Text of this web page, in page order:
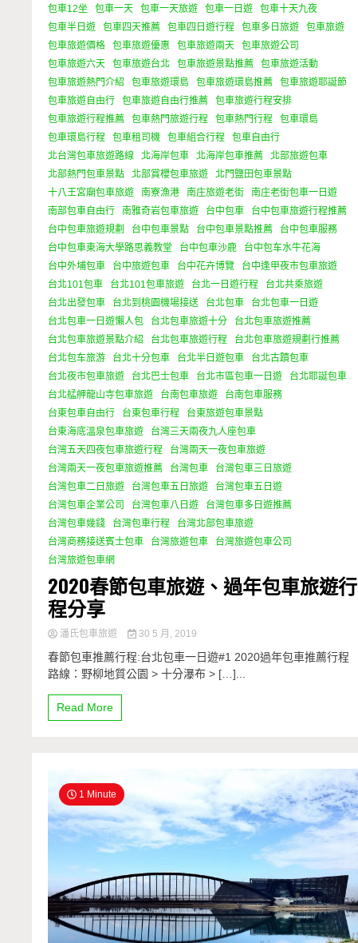
包車12坐
包車一天 包車一天旅遊 包車一日遊
包車十天九夜
包車半日遊
包車四天推薦 包車四日遊行程 包車多日旅遊
包車旅遊
包車旅遊價格
包車旅遊優惠 包車旅遊兩天
包車旅遊公司
包車旅遊六天
包車旅遊台北 包車旅遊景點推薦
包車旅遊活動
包車旅遊熱門介紹
包車旅遊環島 包車旅遊環島推薦
包車旅遊耶誕節
包車旅遊自由行
包車旅遊自由行推薦
包車旅遊行程安排
包車旅遊行程推薦
包車熱門旅遊行程 包車熱門行程
包車環島
包車環島行程
包車租司機 包車組合行程
包車自由行
北台灣包車旅遊路線
北海岸包車 北海岸包車推薦
北部旅遊包車
北部熱門包車景點
北部賞櫻包車旅遊
北門鹽田包車景點
十八王宮廟包車旅遊
南寮漁港 南庄旅遊老街
南庄老街包車一日遊
南部包車自由行
南雅奇岩包車旅遊 台中包車
台中包車旅遊行程推薦
台中包車旅遊規劃
台中包車景點 台中包車景點推薦
台中包車服務
台中包車東海大學路思義教堂
台中包車沙鹿
台中包车水牛花海
台中外埔包車
台中旅遊包車 台中花卉博覽
台中逢甲夜市包車旅遊
台北101包車
台北101包車旅遊 台北一日遊行程
台北共乘旅遊
台北出發包車
台北到桃園機場接送 台北包車
台北包車一日遊
台北包車一日遊懶人包
台北包車旅遊十分
台北包車旅遊推薦
台北包車旅遊景點介紹
台北包車旅遊行程
台北包車旅遊規劃行推薦
台北包车旅游
台北十分包車 台北半日遊包車
台北古蹟包車
台北夜市包車旅遊
台北巴士包車 台北市區包車一日遊
台北耶誕包車
台北艋舺龍山寺包車旅遊
台南包車旅遊
台南包車服務
台東包車自由行
台東包車行程
台東旅遊包車景點
台東海底溫泉包車旅遊
台灣三天兩夜九人座包車
台灣五天四夜包車旅遊行程
台灣兩天一夜包車旅遊
台灣兩天一夜包車旅遊推薦
台灣包車
台灣包車三日旅遊
台灣包車二日旅遊
台灣包車五日旅遊
台灣包車五日遊
台灣包車企業公司
台灣包車八日遊
台灣包車多日遊推薦
台灣包車幾錢
台灣包車行程
台灣北部包車旅遊
台灣商務接送賓士包車
台灣旅遊包車
台灣旅遊包車公司
台灣旅遊包車網
2020春節包車旅遊、過年包車旅遊行
程分享
潘氏包車旅遊 30 5 月, 2019
春節包車推薦行程:台北包車一日遊#1 2020過年包車推薦行程
路線：野柳地質公園 > 十分瀑布 > […]...
Read More
1 Minute